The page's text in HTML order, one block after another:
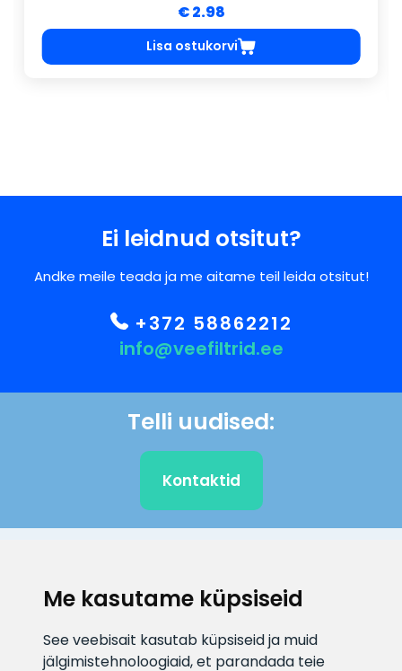
Me kasutame küpsiseid
See veebisait kasutab küpsiseid ja muid
jälgimistehnoloogiaid, et parandada teie
€ 2.98
Lisa ostukorvi
Ei leidnud otsitut?
Andke meile teada ja me aitame teil leida otsitut!
+372 58862212
info@veefiltrid.ee
Telli uudised:
Kontaktid
info@veefiltrid.ee
Infotelefon
+372 58862212